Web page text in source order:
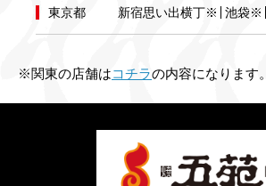
東京都 新宿思い出横丁※ 池袋※
※関東の店舗はコチラの内容になります。